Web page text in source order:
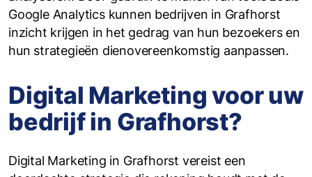
Google Analytics kunnen bedrijven in Grafhorst
inzicht krijgen in het gedrag van hun bezoekers en
hun strategieën dienovereenkomstig aanpassen.
Digital Marketing voor uw
bedrijf in Grafhorst?
Digital Marketing in Grafhorst vereist een